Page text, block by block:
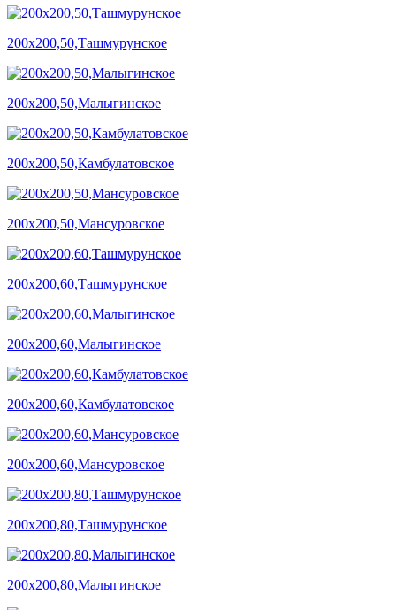
200х200,50,Ташмурунское
200х200,50,Малыгинское
200х200,50,Камбулатовское
200х200,50,Мансуровское
200х200,60,Ташмурунское
200х200,60,Малыгинское
200х200,60,Камбулатовское
200х200,60,Мансуровское
200х200,80,Ташмурунское
200х200,80,Малыгинское